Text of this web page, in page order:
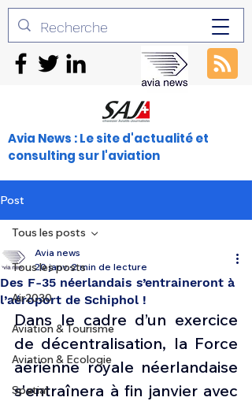
Avia News : Le site d'actualité et
consulting sur l'aviation
Post
Tous les posts
Air2030
Aviation & Tourisme
Aviation & Ecologie
Spatial
Tous les posts
Des F-35 néerlandais s’entraineront à
l’aéroport de Schiphol !
Avia news
20 janv. 2 min de lecture
Dans le cadre d’un exercice
de décentralisation, la Force
aérienne royale néerlandaise
s'entraînera à fin janvier avec